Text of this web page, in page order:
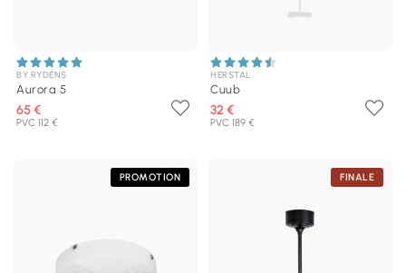
BY RYDÉNS
Aurora 5
65 €
PVC 112 €
HERSTAL
Cuub
32 €
PVC 189 €
PROMOTION FINALE